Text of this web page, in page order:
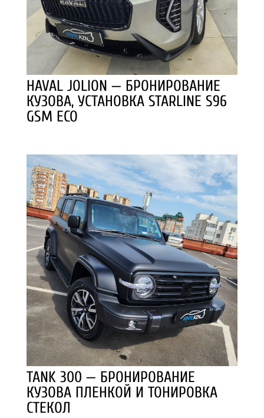
HAVAL JOLION — БРОНИРОВАНИЕ
КУЗОВА, УСТАНОВКА STARLINE S96
GSM ECO
TANK 300 — БРОНИРОВАНИЕ
КУЗОВА ПЛЕНКОЙ И ТОНИРОВКА
СТЕКОЛ